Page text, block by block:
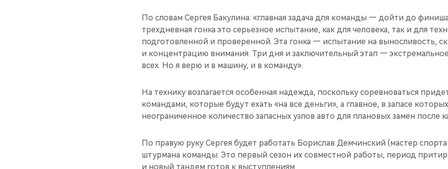
По словам Сергея Бакулина: «главная задача для команды — дойти до
трехдневная гонка это серьезное испытание, как для человека, так и для
подготовленной и проверенной. Эта гонка — испытание на выносливость,
и концентрацию внимания. Три дня и заключительный этап —
всех. Но я верю и в машину, и в команду».
На технику возлагается особенная надежда, поскольку соревноваться
командами, которые будут ехать «на все деньги», а главное, в запасе
неограниченное количество запасных узлов авто для плановых замен после
По правую руку Сергея будет работать Борислав Демчинский (мастер спорта
штурмана команды. Это первый сезон их совместной работы, период
и новый тандем готов к выступлениям.